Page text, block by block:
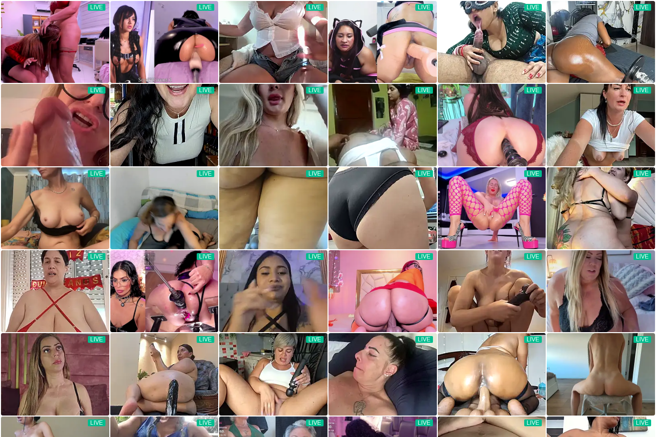
LIVE LIVE LIVE LIVE LIVE LIVE
LIVE LIVE LIVE LIVE LIVE LIVE
LIVE LIVE LIVE LIVE LIVE LIVE
LIVE LIVE LIVE LIVE LIVE LIVE
LIVE LIVE LIVE LIVE LIVE LIVE
LIVE LIVE LIVE LIVE LIVE LIVE